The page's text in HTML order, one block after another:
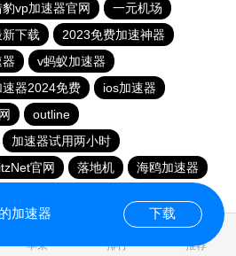
豹vp加速器官网
一元机场
新下载
2023免费加速神器
v蚂蚁加速器
速器2024免费
ios加速器
outline
加速器试用两小时
官网 落地机
海鸥加速器
苹果 排行 推荐
加速器 下载
0.053066s